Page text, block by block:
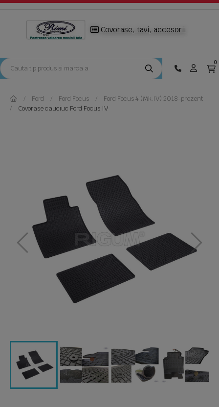
Covorase, tavi, accesorii
0
Ford Ford Focus
Ford Focus 4 (Mk.IV) 2018-prezent
Covorase cauciuc Ford Focus IV